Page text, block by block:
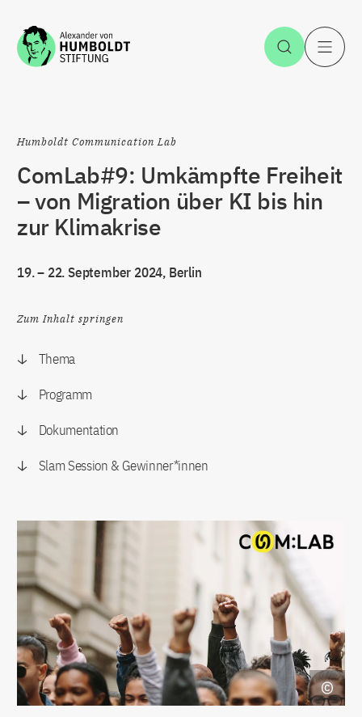
Zum Inhalt springen Suche
Humboldt Communication Lab
ComLab#9: Umkämpfte Freiheit
– von Migration über KI bis hin
zur Klimakrise
19. – 22. September 2024, Berlin
Zum Inhalt springen
Thema
Programm
Dokumentation
Slam Session & Gewinner*innen